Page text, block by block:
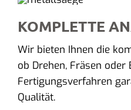
KOMPLETTE
Wir bieten Ihnen die
ob Drehen, Fräsen oder
Fertigungsverfahren
Qualität.